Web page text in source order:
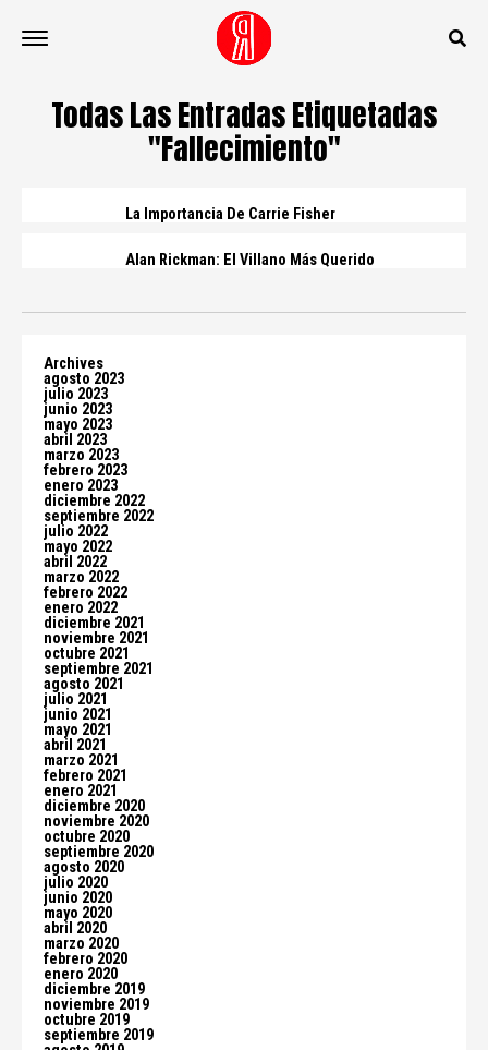
Todas Las Entradas Etiquetadas
"Fallecimiento"
La Importancia De Carrie Fisher
Alan Rickman: El Villano Más Querido
Archives
agosto 2023
julio 2023
junio 2023
mayo 2023
abril 2023
marzo 2023
febrero 2023
enero 2023
diciembre 2022
septiembre 2022
julio 2022
mayo 2022
abril 2022
marzo 2022
febrero 2022
enero 2022
diciembre 2021
noviembre 2021
octubre 2021
septiembre 2021
agosto 2021
julio 2021
junio 2021
mayo 2021
abril 2021
marzo 2021
febrero 2021
enero 2021
diciembre 2020
noviembre 2020
octubre 2020
septiembre 2020
agosto 2020
julio 2020
junio 2020
mayo 2020
abril 2020
marzo 2020
febrero 2020
enero 2020
diciembre 2019
noviembre 2019
octubre 2019
septiembre 2019